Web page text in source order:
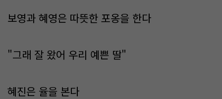
보영과 혜영은 따뜻한 포옹을 한다
"그래 잘 왔어 우리 예쁜 딸"
혜진은 율을 본다